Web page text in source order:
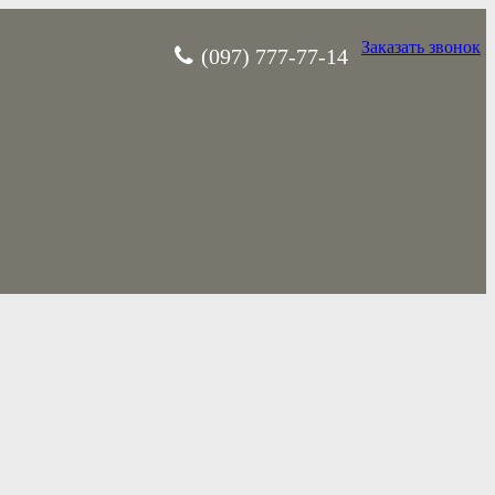
Заказать звонок
(097) 777-77-14